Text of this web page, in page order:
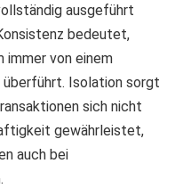
ausgeführt
bedeutet,
immer von einem
überführt. Isolation sorgt
sich nicht
gewährleistet,
auch bei